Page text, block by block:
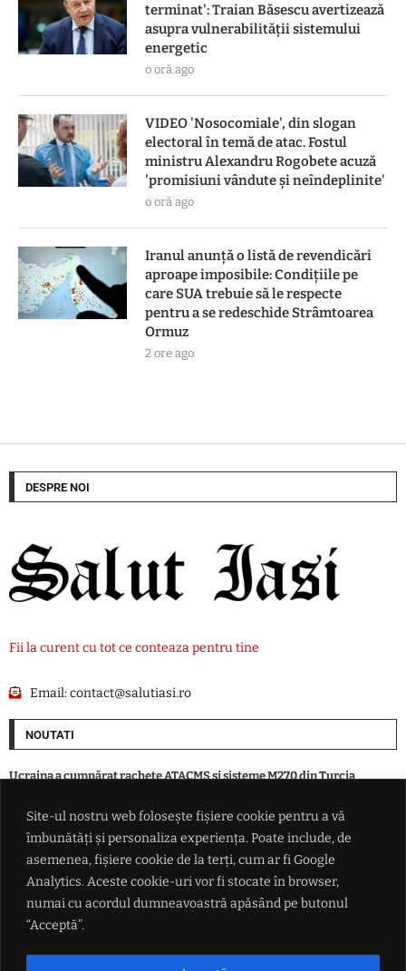
Site-ul nostru web folosește fișiere cookie pentru a vă
îmbunătăți și personaliza experiența. Poate include, de
asemenea, fișiere cookie de la terți, cum ar fi Google
Analytics. Aceste cookie-uri vor fi stocate în browser,
numai cu acordul dumneavoastră apăsând pe butonul
“Acceptă”.
terminat': Traian Băsescu avertizează
asupra vulnerabilității sistemului
energetic
o oră ago
VIDEO 'Nosocomiale', din slogan
electoral în temă de atac. Fostul
ministru Alexandru Rogobete acuză
'promisiuni vândute și neîndeplinite'
o oră ago
Iranul anunță o listă de revendicări
aproape imposibile: Condițiile pe
care SUA trebuie să le respecte
pentru a se redeschide Strâmtoarea
Ormuz
2 ore ago
DESPRE NOI
Fii la curent cu tot ce conteaza pentru tine
Email:contact@salutiasi.ro
NOUTATI
Ucraina a cumpărat rachete ATACMS și sisteme M270 din Turcia
Momentul zero: Anul din care seceta și căldura extremă au devenit o
regulă. Până atunci, aceste cazuri erau o raritate
'Îți dă cu cenușă pe panouri și s-a terminat': Traian Băsescu avertizează
asupra vulnerabilității sistemului energetic
VIDEO 'Nosocomiale', din slogan electoral în temă de atac. Fostul